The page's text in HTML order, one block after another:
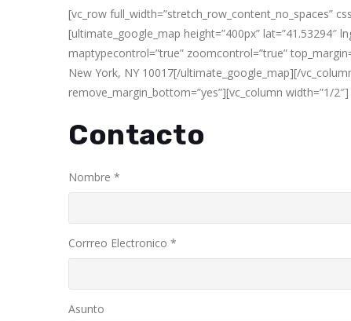
[vc_row full_width=”stretch_row_content_no_spaces”
[ultimate_google_map height=”400px” lat=”41.53294″
maptypecontrol=”true” zoomcontrol=”true”
New York, NY 10017[/ultimate_google_map][/
remove_margin_bottom=”yes”][vc_column width=”1/2″]
Contacto
Nombre *
Corrreo Electronico *
Asunto